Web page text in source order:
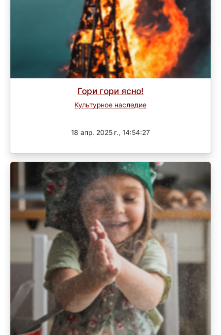
Гори гори ясно!
Культурное наследие
18 апр. 2025 г., 14:54:27